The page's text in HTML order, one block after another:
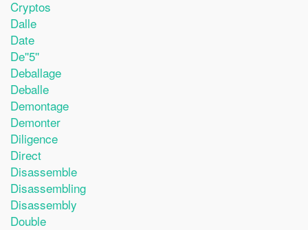
Cryptos
Dalle
Date
De''5''
Deballage
Deballe
Demontage
Demonter
Diligence
Direct
Disassemble
Disassembling
Disassembly
Double